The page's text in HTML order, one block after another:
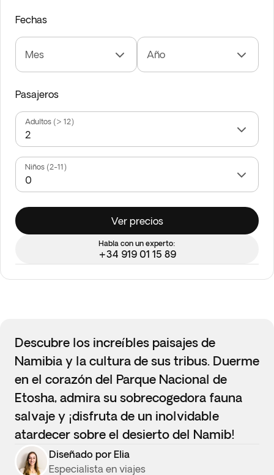
Fechas
Mes Año
Pasajeros
Adultos (> 12)
Niños (2-11)
Ver precios
Habla con un experto:
+34 919 01 15 89
Descubre los increíbles paisajes de
Namibia y la cultura de sus tribus. Duerme
en el corazón del Parque Nacional de
Etosha, admira su sobrecogedora fauna
salvaje y ¡disfruta de un inolvidable
atardecer sobre el desierto del Namib!
Diseñado por Elia
Especialista en viajes